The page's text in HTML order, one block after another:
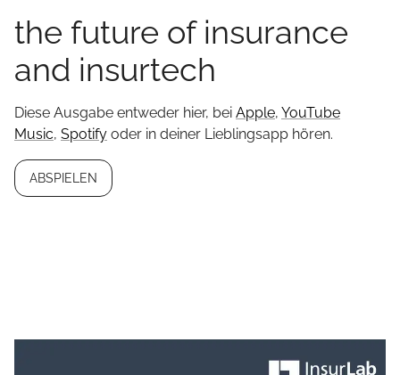
the future of insurance
and insurtech
Diese Ausgabe entweder hier, bei Apple, YouTube
Music, Spotify oder in deiner Lieblingsapp hören.
ABSPIELEN